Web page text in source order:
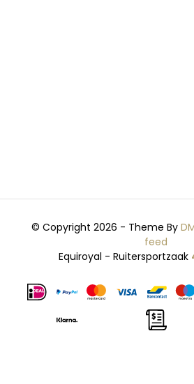
© Copyright 2026 - Theme By
feed
Equiroyal - Ruitersportzaak